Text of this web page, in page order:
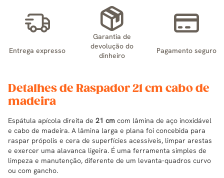
Entrega expresso
Garantia de
devolução do
dinheiro
Pagamento seguro
Detalhes de Raspador 21 cm cabo de
madeira
Espátula apícola direita de 21 cm com lâmina de aço inoxidável
e cabo de madeira. A lâmina larga e plana foi concebida para
raspar própolis e cera de superfícies acessíveis, limpar arestas
e exercer uma alavanca ligeira. É uma ferramenta simples de
limpeza e manutenção, diferente de um levanta-quadros curvo
ou com gancho.